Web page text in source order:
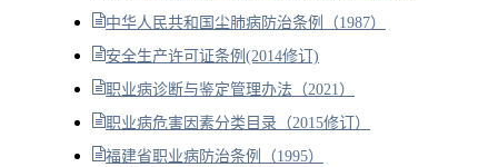
中华人民共和国尘肺病防治条例（1987）
安全生产许可证条例(2014修订)
职业病诊断与鉴定管理办法（2021）
职业病危害因素分类目录（2015修订）
福建省职业病防治条例（1995）